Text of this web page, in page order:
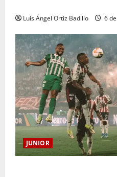
Luis Ángel Ortiz Badillo 6
JUNIOR